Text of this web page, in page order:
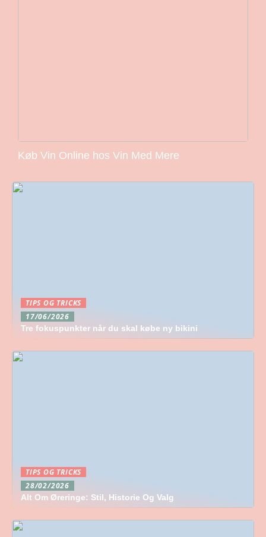
Køb Vin Online hos Vin Med Mere
TIPS OG TRICKS
17/06/2026
Tre fokuspunkter når du skal købe ny bikini
TIPS OG TRICKS
28/02/2026
Alt Om Øreringe: Stil, Historie Og Valg